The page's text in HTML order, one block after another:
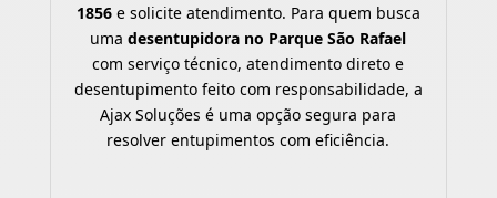
1856e solicite atendimento. Para quem busca
umadesentupidora no Parque São Rafael
com serviço técnico, atendimento direto e
desentupimento feito com responsabilidade, a
Ajax Soluções é uma opção segura para
resolver entupimentos com eficiência.